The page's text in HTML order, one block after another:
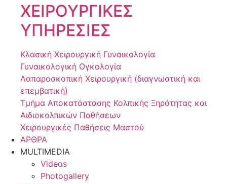
ΧΕΙΡΟΥΡΓΙΚΕΣ
ΥΠΗΡΕΣΙΕΣ
Κλασική Χειρουργική Γυναικολογία
Γυναικολογική Ογκολογία
Λαπαροσκοπική Χειρουργική (διαγνωστική και
επεμβατική)
Τμήμα Αποκατάστασης Κολπικής Ξηρότητας και
Αιδιοκολπικών Παθήσεων
Χειρουργικές Παθήσεις Μαστού
ΑΡΘΡΑ
MULTIMEDIA
Videos
Photogallery